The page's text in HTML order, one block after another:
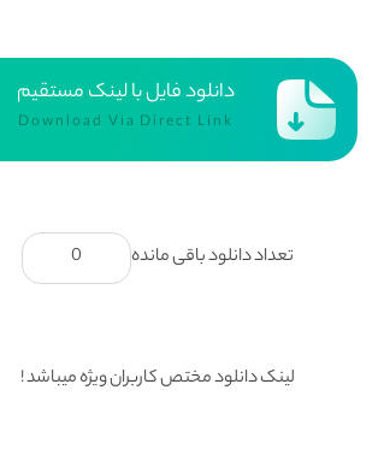
دانلود فایل با لینک مستقیم
Download Via Direct Link
تعداد دانلود باقی مانده 0
لینک دانلود مختص کاربران ویژه میباشد !